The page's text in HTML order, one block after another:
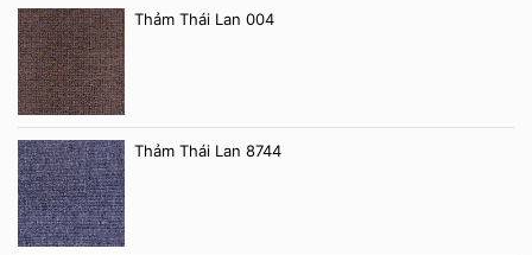
Thảm Thái Lan 004
Thảm Thái Lan 8744